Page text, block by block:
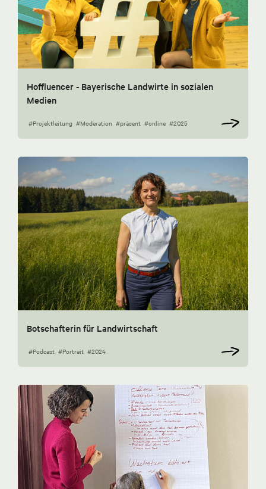
Hoffluencer - Bayerische Landwirte in sozialen
Medien
#Projektleitung #Moderation #präsent #online #2025
Botschafterin für Landwirtschaft
#Podcast #Portrait #2024